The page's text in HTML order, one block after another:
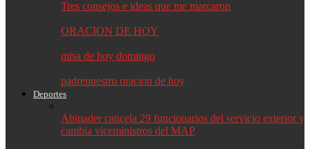
Tres consejos e ideas que me marcaron
ORACION DE HOY
misa de hoy domingo
padrenuestro oracion de hoy
Deportes
Abinader cancela 29 funcionarios del servicio exterior y
cambia viceministros del MAP